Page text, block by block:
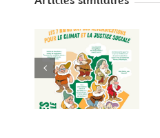
Soirée d’accueil
le 28 Septembre
à la BASE